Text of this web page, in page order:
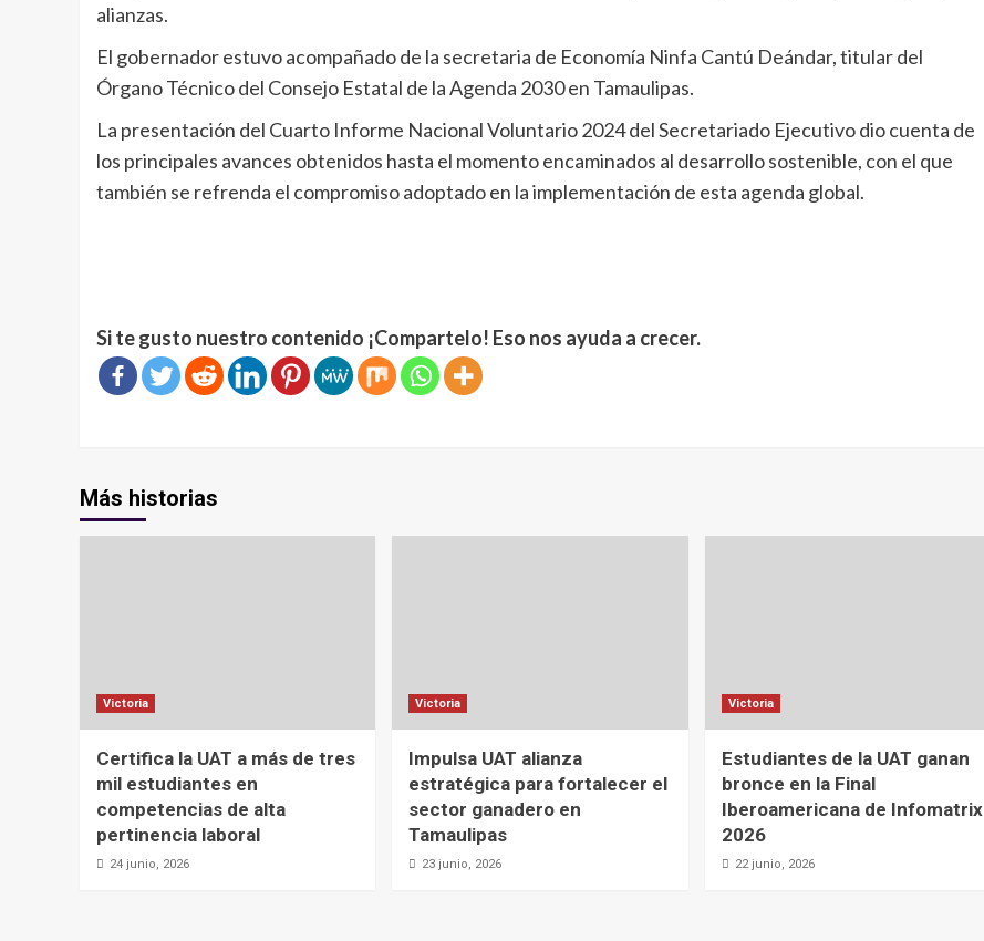
alianzas.
El gobernador estuvo acompañado de la secretaria de Economía Ninfa Cantú Deándar, titular del
Órgano Técnico del Consejo Estatal de la Agenda 2030 en Tamaulipas.
La presentación del Cuarto Informe Nacional Voluntario 2024 del Secretariado Ejecutivo dio cuenta de
los principales avances obtenidos hasta el momento encaminados al desarrollo sostenible, con el que
también se refrenda el compromiso adoptado en la implementación de esta agenda global.
Si te gusto nuestro contenido ¡Compartelo! Eso nos ayuda a crecer.
Más historias
Victoria
Certifica la UAT a más de tres
mil estudiantes en
competencias de alta
pertinencia laboral
24 junio, 2026
Victoria
Impulsa UAT alianza
estratégica para fortalecer el
sector ganadero en
Tamaulipas
23 junio, 2026
Victoria
Estudiantes de la UAT ganan
bronce en la Final
Iberoamericana de Infomatrix
2026
22 junio, 2026